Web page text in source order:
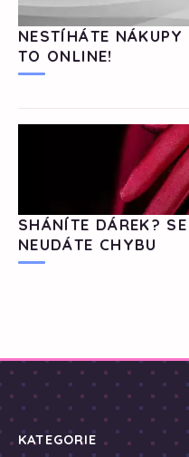
NESTÍHÁTE
TO ONLINE!
SHÁNÍTE DÁREK?
NEUDÁTE CHYBU
KATEGORIE